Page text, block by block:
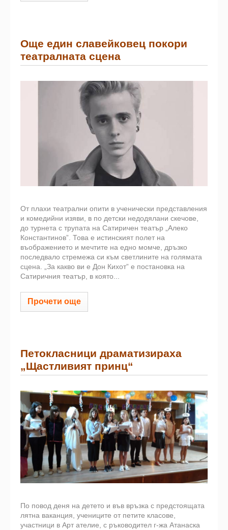
Още един славейковец покори
театралната сцена
От плахи театрални опити в ученически представления
и комедийни изяви, в по детски недодялани скечове,
до турнета с трупата на Сатиричен театър „Алеко
Константинов”. Това е истинският полет на
въображението и мечтите на едно момче, дръзко
последвало стремежа си към светлините на голямата
сцена. „За какво ви е Дон Кихот” е постановка на
Сатиричния театър, в която...
Прочети още
Петокласници драматизираха
„Щастливият принц“
По повод деня на детето и във връзка с предстоящата
лятна ваканция, учениците от петите класове,
участници в Арт ателие, с ръководител г-жа Атанаска